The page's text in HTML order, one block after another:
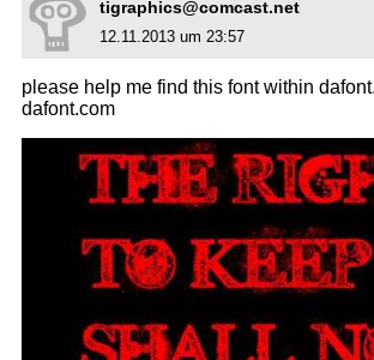
tigraphics@comcast.net
12.11.2013 um 23:57
please help me find this font within
dafont.com